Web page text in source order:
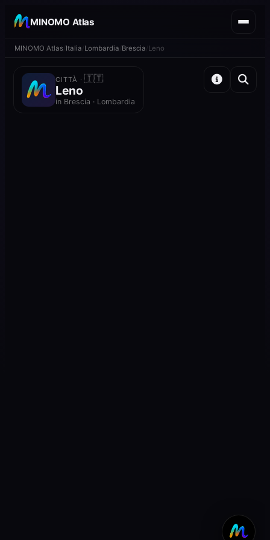
MINOMO Atlas
MINOMO Atlas Italia Lombardia Brescia Leno
CITTÀ ·🇮🇹
Leno
in Brescia · Lombardia